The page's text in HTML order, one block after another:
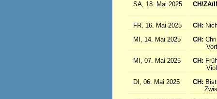
SA, 18. Mai 2025
CH/ZA/
FR, 16. Mai 2025
CH:
MI, 14. Mai 2025
CH:
MI, 07. Mai 2025
CH:
DI, 06. Mai 2025
CH: